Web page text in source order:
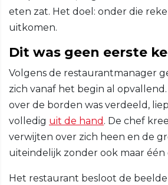
eten zat. Het doel: onder die
uitkomen.
Dit was geen eerste
Volgens de restaurantmanager
zich vanaf het begin al
over de borden was verdeeld,
volledig uit de hand . De chef
verwijten over zich heen en de
uiteindelijk zonder ook maar
Het restaurant besloot de